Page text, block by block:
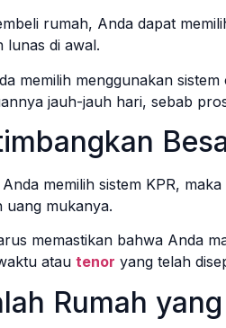
rumah, Anda dapat
lunas di awal.
memilih menggunakan
jauh-jauh hari, sebab
memilih sistem KPR,
uang mukanya.
memastikan bahwa Anda
atau tenor yang telah
Rumah